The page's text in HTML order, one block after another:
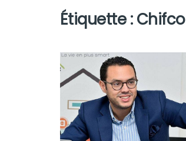
Étiquette :Chifco